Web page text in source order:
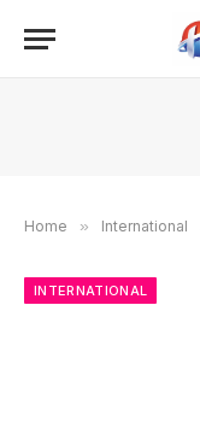
Home » International
INTERNATIONAL